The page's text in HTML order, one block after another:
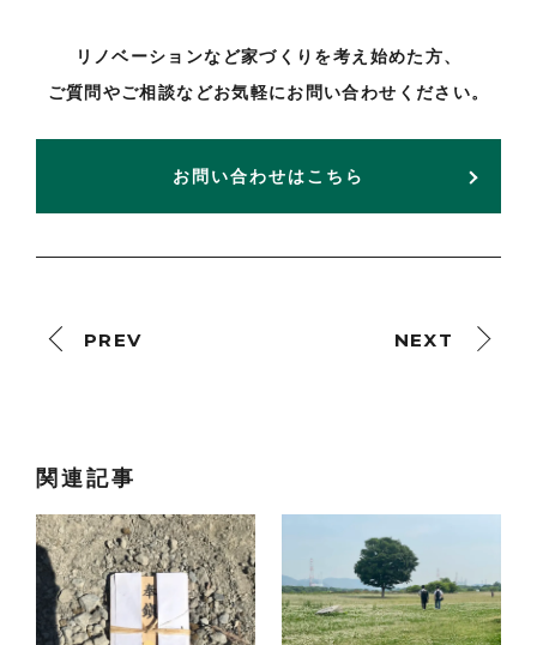
リノベーションなど家づくりを考え始めた方、
ご質問やご相談などお気軽にお問い合わせください。
お問い合わせはこちら
PREV NEXT
関連記事